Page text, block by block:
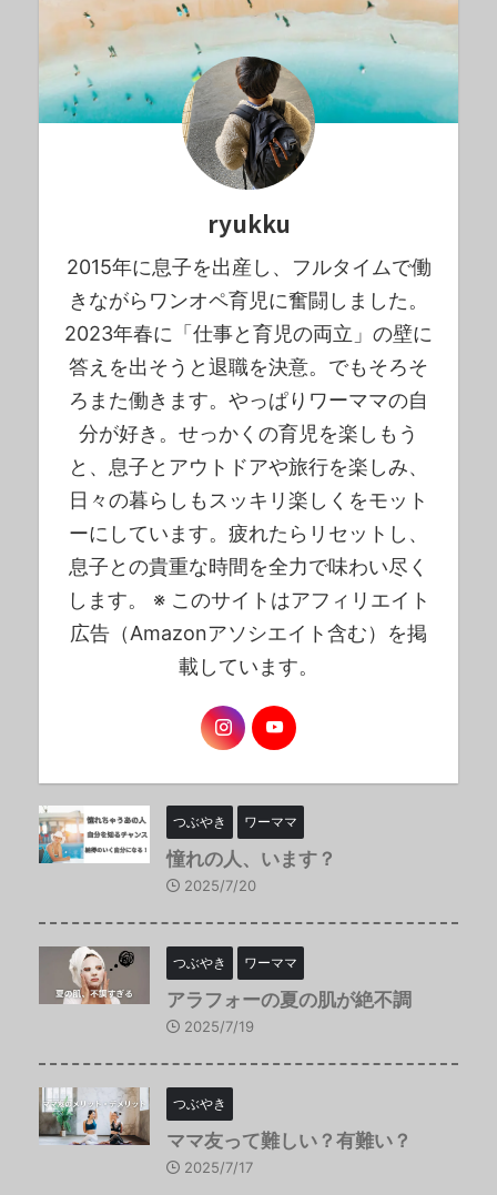
ryukku
2015年に息子を出産し、フルタイムで働
きながらワンオペ育児に奮闘しました。
2023年春に「仕事と育児の両立」の壁に
答えを出そうと退職を決意。でもそろそ
ろまた働きます。やっぱりワーママの自
分が好き。せっかくの育児を楽しもう
と、息子とアウトドアや旅行を楽しみ、
日々の暮らしもスッキリ楽しくをモット
ーにしています。疲れたらリセットし、
息子との貴重な時間を全力で味わい尽く
します。 ※ このサイトはアフィリエイト
広告（Amazonアソシエイト含む）を掲
載しています。
つぶやき ワーママ
憧れの人、います？
2025/7/20
つぶやき ワーママ
アラフォーの夏の肌が絶不調
2025/7/19
つぶやき
ママ友って難しい？有難い？
2025/7/17